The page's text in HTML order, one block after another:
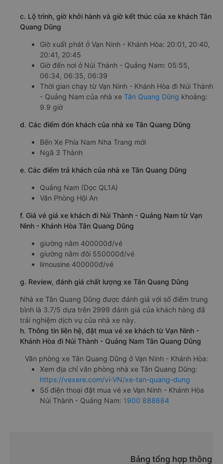
khách trên tuyến đường từ Vạn Ninh - Khánh Hòa đến Núi
Thành - Quảng Nam. Là một hãng xe luôn đặt chất lượng
đều được trang bị đầy đủ tiện nghi, mang đến cho khách
hàng cảm giác thoải mái nhất trong suốt hành trình. Tân
Quang Dũng đi Núi Thành - Quảng Nam từ Vạn Ninh -
Khánh Hòa luôn sẵn sàng lắng nghe ý kiến của khách
hàng. Mọi phản hồi của khách hàng đều được Tân Quang
Dũng ghi nhận và xử lý một cách kịp thời.
b. Hình ảnh xe Tân Quang Dũng
c. Lộ trình, giờ khởi hành và giờ kết thúc của xe khách Tân
Quang Dũng
Giờ xuất phát ở Vạn Ninh - Khánh Hòa: 20:01, 20:40,
20:41, 20:45
Giờ đến nơi ở Núi Thành - Quảng Nam: 05:55,
06:34, 06:35, 06:39
Thời gian chạy từ Vạn Ninh - Khánh Hòa đi Núi Thành
- Quảng Nam của nhà xeTân Quang Dũng
d. Các điểm đón khách của nhà xe Tân Quang Dũng
Bến Xe Phía Nam Nha Trang mới
Ngã 3 Thành
e. Các điểm trả khách của nhà xe Tân Quang Dũng
Quảng Nam (Dọc QL1A)
Văn Phòng Hội An
f. Giá vé giá xe khách đi Núi Thành - Quảng Nam từ Vạn
Ninh - Khánh Hòa Tân Quang Dũng
giường nằm 400000đ/vé
giường nằm đôi 550000đ/vé
limousine 400000đ/vé
h. Thông tin liên hệ, đặt mua vé xe khách từ Vạn Ninh -